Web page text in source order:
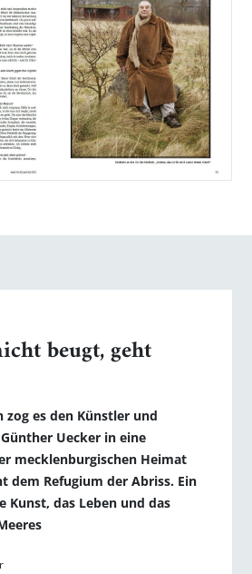
beugt, geht
zog es den Künstler und
Uecker in eine
mecklenburgischen Heimat
dem Refugium der Abriss. Ein
Kunst, das Leben und das